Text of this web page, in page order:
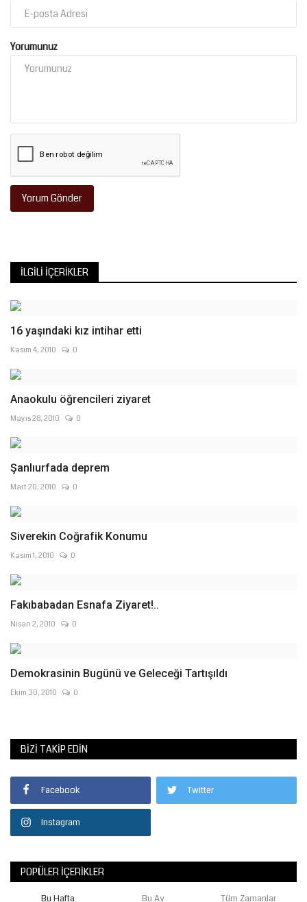
Yorumunuz
Yorum Gönder
İLGILI İÇERIKLER
16 yaşındaki kız intihar etti
Kasım 4, 2010 0
Anaokulu öğrencileri ziyaret
Mayıs 28, 2010 0
Şanlıurfada deprem
Mart 20, 2010 0
Siverekin Coğrafik Konumu
Kasım 1, 2010 0
Fakıbabadan Esnafa Ziyaret!..
Nisan 2, 2010 0
Demokrasinin Bugünü ve Geleceği Tartışıldı
Ekim 30, 2010 0
BIZI TAKIP EDIN
Facebook Twitter
Instagram
POPÜLER İÇERIKLER
Bu Hafta Bu Ay Tüm Zamanlar